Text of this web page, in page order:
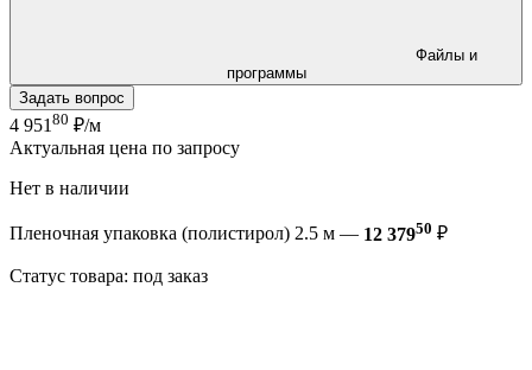
программы
Задать вопрос
4 951 80 ₽/м
Актуальная цена по запросу
Нет в наличии
Пленочная упаковка (полистирол) 2.5 м — 12 37950 ₽
Статус товара: под заказ